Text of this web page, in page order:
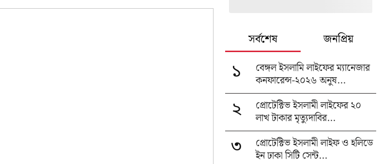
সর্বশেষ জনপ্রিয়
১
বেঙ্গল ইসলামি লাইফের ম্যানেজার
কনফারেন্স-২০২৬ অনুষ...
২
প্রোটেক্টিভ ইসলামী লাইফের ২০
লাখ টাকার মৃত্যুদাবির...
৩
প্রোটেক্টিভ ইসলামী লাইফ ও হলিডে
ইন ঢাকা সিটি সেন্ট...